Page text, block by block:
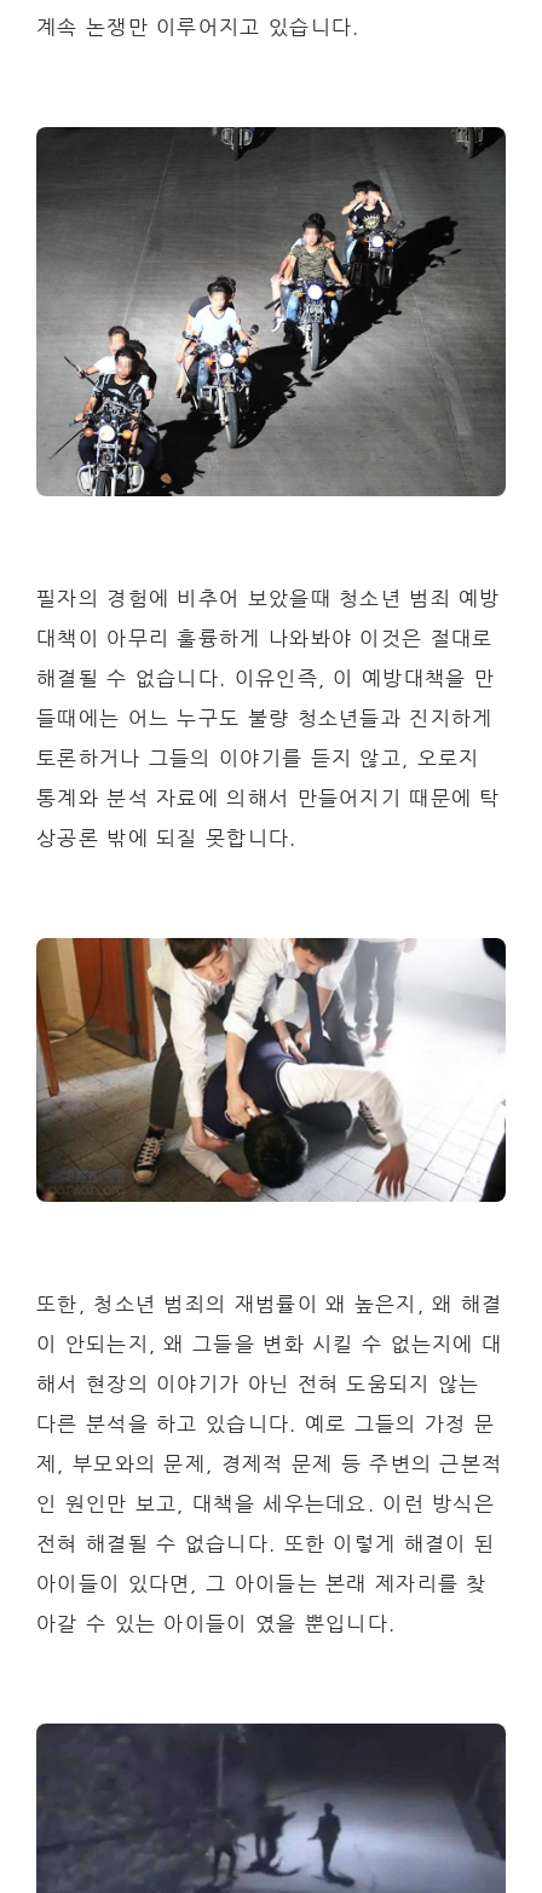
계속 논쟁만 이루어지고 있습니다.
필자의 경험에 비추어 보았을때 청소년 범죄 예방
대책이 아무리 훌륭하게 나와봐야 이것은 절대로
해결될 수 없습니다. 이유인즉, 이 예방대책을 만
들때에는 어느 누구도 불량 청소년들과 진지하게
토론하거나 그들의 이야기를 듣지 않고, 오로지
통계와 분석 자료에 의해서 만들어지기 때문에 탁
상공론 밖에 되질 못합니다.
또한, 청소년 범죄의 재범률이 왜 높은지, 왜 해결
이 안되는지, 왜 그들을 변화 시킬 수 없는지에 대
해서 현장의 이야기가 아닌 전혀 도움되지 않는
다른 분석을 하고 있습니다. 예로 그들의 가정 문
제, 부모와의 문제, 경제적 문제 등 주변의 근본적
인 원인만 보고, 대책을 세우는데요. 이런 방식은
전혀 해결될 수 없습니다. 또한 이렇게 해결이 된
아이들이 있다면, 그 아이들는 본래 제자리를 찾
아갈 수 있는 아이들이 였을 뿐입니다.